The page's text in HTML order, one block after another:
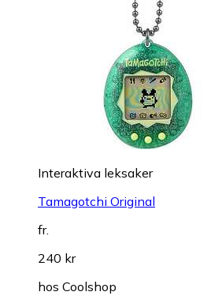
Interaktiva leksaker
Tamagotchi Original
fr.
240 kr
hos Coolshop